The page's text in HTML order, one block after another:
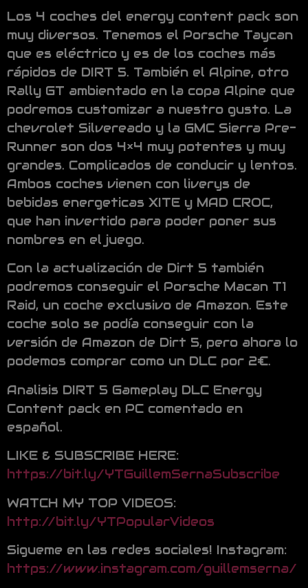
Los 4 coches del energy content pack son
muy diversos. Tenemos el Porsche Taycan
que es eléctrico y es de los coches más
rápidos de DIRT 5. También el Alpine, otro
Rally GT ambientado en la copa Alpine que
podremos customizar a nuestro gusto. La
chevrolet Silvereado y la GMC Sierra Pre-
Runner son dos 4×4 muy potentes y muy
grandes. Complicados de conducir y lentos.
Ambos coches vienen con liverys de
bebidas energeticas XITE y MAD CROC,
que han invertido para poder poner sus
nombres en el juego.
Con la actualización de Dirt 5 también
podremos conseguir el Porsche Macan T1
Raid, un coche exclusivo de Amazon. Este
coche solo se podía conseguir con la
versión de Amazon de Dirt 5, pero ahora lo
podemos comprar como un DLC por 2€.
Analisis DIRT 5 Gameplay DLC Energy
Content pack en PC comentado en
español.
LIKE & SUBSCRIBE HERE:
https://bit.ly/YTGuillemSernaSubscribe
WATCH MY TOP VIDEOS:
http://bit.ly/YTPopularVideos
Sigueme en las redes sociales! Instagram:
https://www.instagram.com/guillemserna/